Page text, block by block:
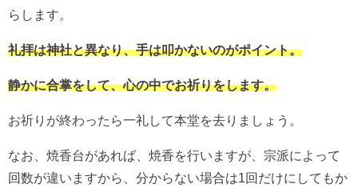
らします。
礼拝は神社と異なり、手は叩かないのがポイント。
静かに合掌をして、心の中でお祈りをします。
お祈りが終わったら一礼して本堂を去りましょう。
なお、焼香台があれば、焼香を行いますが、宗派によって
回数が違いますから、分からない場合は1回だけにしてもか